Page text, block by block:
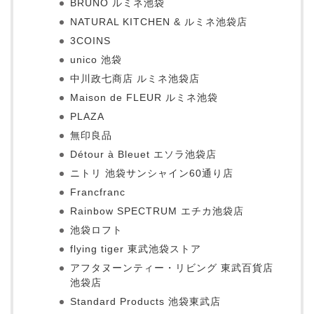
BRUNO ルミネ池袋
NATURAL KITCHEN & ルミネ池袋店
3COINS
unico 池袋
中川政七商店 ルミネ池袋店
Maison de FLEUR ルミネ池袋
PLAZA
無印良品
Détour à Bleuet エソラ池袋店
ニトリ 池袋サンシャイン60通り店
Francfranc
Rainbow SPECTRUM エチカ池袋店
池袋ロフト
flying tiger 東武池袋ストア
アフタヌーンティー・リビング 東武百貨店
池袋店
Standard Products 池袋東武店